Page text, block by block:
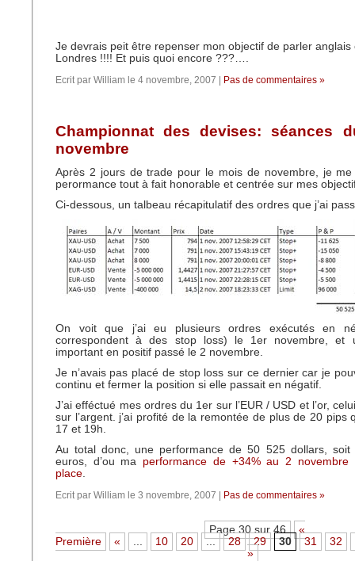
Je devrais peit être repenser mon objectif de parler anglais
Londres !!!! Et puis quoi encore ???….
Ecrit par William le 4 novembre, 2007 | Pas de commentaires »
Championnat des devises: séances
novembre
Après 2 jours de trade pour le mois de novembre, je
perormance tout à fait honorable et centrée sur mes
Ci-dessous, un talbeau récapitulatif des ordres que j’ai
On voit que j’ai eu plusieurs ordres exécutés en
correspondent à des stop loss) le 1er novembre, et
important en positif passé le 2 novembre.
Je n’avais pas placé de stop loss sur ce dernier car je
continu et fermer la position si elle passait en négatif.
J’ai efféctué mes ordres du 1er sur l’EUR / USD et l’or,
sur l’argent. j’ai profité de la remontée de plus de 20 pips
17 et 19h.
Au total donc, une performance de 50 525 dollars, soit
euros, d’ou ma performance de +34% au 2 novembre
place
Ecrit par William le 3 novembre, 2007 | Pas de commentaires »
Page 30 sur 46
«
Première
« 10 20 ... 28 29 30 31
32
»